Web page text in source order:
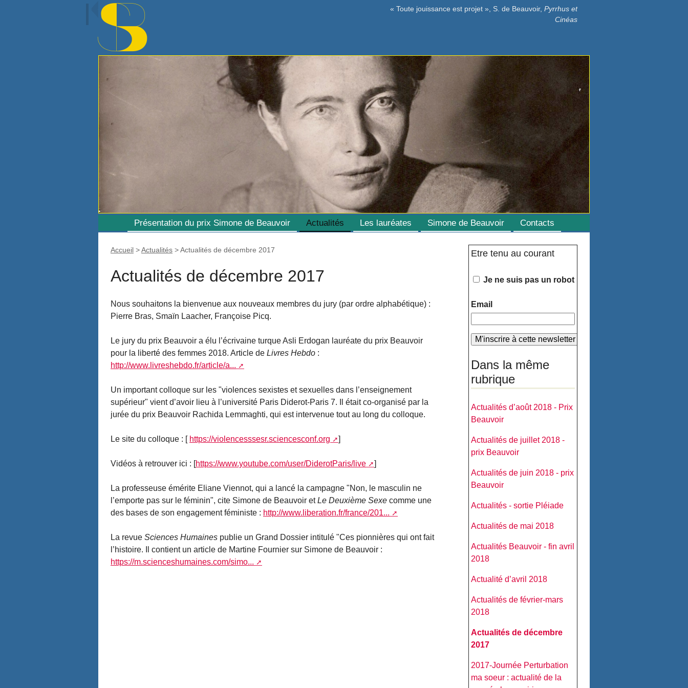
Toute jouissance est projet , S. de Beauvoir, Pyrrhus et
Cinéas
Présentation du prix Simone de Beauvoir Actualités Les lauréates Simone de Beauvoir Contacts
Accueil >Actualités >Actualités de décembre 2017
Actualités de décembre 2017
Nous souhaitons la bienvenue aux nouveaux membres du jury (par ordre alphabétique) :
Pierre Bras, Smaïn Laacher, Françoise Picq.
Le jury du prix Beauvoir a élu l’écrivaine turque Asli Erdogan lauréate du prix Beauvoir
pour la liberté des femmes 2018. Article de Livres Hebdo :
http://www.livreshebdo.fr/article/a...
Un important colloque sur les "violences sexistes et sexuelles dans l’enseignement
supérieur" vient d’avoir lieu à l’université Paris Diderot-Paris 7. Il était co-organisé par la
jurée du prix Beauvoir Rachida Lemmaghti, qui est intervenue tout au long du colloque.
Le site du colloque : [ https://violencesssesr.sciencesconf.org ]
Vidéos à retrouver ici : [https://www.youtube.com/user/DiderotParis/live ]
La professeuse émérite Eliane Viennot, qui a lancé la campagne "Non, le masculin ne
l’emporte pas sur le féminin", cite Simone de Beauvoir etLe Deuxième Sexe comme une
des bases de son engagement féministe : http://www.liberation.fr/france/201...
La revue Sciences Humaines publie un Grand Dossier intitulé "Ces pionnières qui ont fait
l’histoire. Il contient un article de Martine Fournier sur Simone de Beauvoir :
https://m.scienceshumaines.com/simo...
Etre tenu au courant
Je ne suis pas un robot
Email
Dans la même
rubrique
Actualités d’août 2018 - Prix
Beauvoir
Actualités de juillet 2018 -
prix Beauvoir
Actualités de juin 2018 - prix
Beauvoir
Actualités - sortie Pléiade
Actualités de mai 2018
Actualités Beauvoir - fin avril
2018
Actualité d’avril 2018
Actualités de février-mars
2018
Actualités de décembre
2017
2017-Journée Perturbation
ma soeur : actualité de la